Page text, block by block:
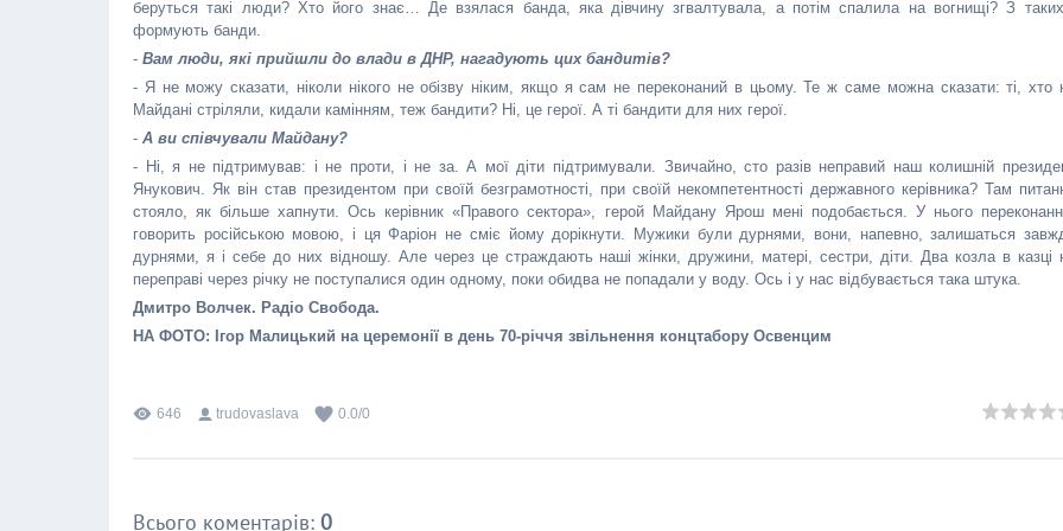
беруться такі люди? Хто його знає… Де взялася банда, яка дівчину згвалтувала, а потім спалила на вогнищі? З
формують банди.
- Вам люди, які прийшли до влади в ДНР, нагадують цих бандитів?
- Я не можу сказати, ніколи нікого не обізву ніким, якщо я сам не переконаний в цьому. Те ж саме можна сказати: ті, хто
Майдані стріляли, кидали камінням, теж бандити? Ні, це герої. А ті бандити для них герої.
- А ви співчували Майдану?
- Ні, я не підтримував: і не проти, і не за. А мої діти підтримували. Звичайно, сто разів неправий наш колишній
Янукович. Як він став президентом при своїй безграмотності, при своїй некомпетентності державного керівника? Там
стояло, як більше хапнути. Ось керівник «Правого сектора», герой Майдану Ярош мені подобається. У нього
говорить російською мовою, і ця Фаріон не сміє йому дорікнути. Мужики були дурнями, вони, напевно, залишаться
дурнями, я і себе до них відношу. Але через це страждають наші жінки, дружини, матері, сестри, діти. Два козла в казці
переправі через річку не поступалися один одному, поки обидва не попадали у воду. Ось і у нас відбувається така штука.
Дмитро Волчек. Радіо Свобода.
НА ФОТО: Ігор Малицький на церемонії в день 70-річчя звільнення концтабору Освенцим
646 trudovaslava 0.0/0
Всього коментарів: 0